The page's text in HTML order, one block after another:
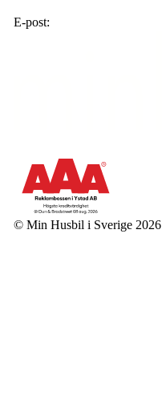
E-post:
© Min Husbil i Sverige 2026